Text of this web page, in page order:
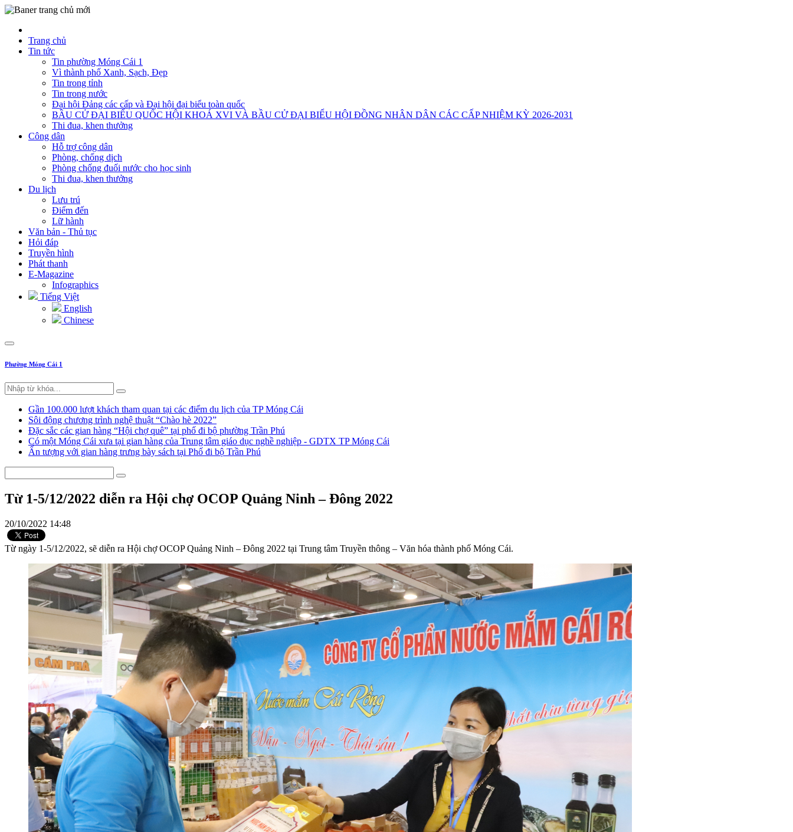
Trang chủ
Tin tức
Tin phường Móng Cái 1
Vì thành phố Xanh, Sạch, Đẹp
Tin trong tỉnh
Tin trong nước
Đại hội Đảng các cấp và Đại hội đại biểu toàn quốc
BẦU CỬ ĐẠI BIỂU QUỐC HỘI KHOÁ XVI VÀ BẦU CỬ ĐẠI BIỂU HỘI ĐỒNG NHÂN DÂN CÁC CẤP NHIỆM KỲ 2026-2031
Thi đua, khen thưởng
Công dân
Hỗ trợ công dân
Phòng, chống dịch
Phòng chống đuối nước cho học sinh
Thi đua, khen thưởng
Du lịch
Lưu trú
Điểm đến
Lữ hành
Văn bản - Thủ tục
Hỏi đáp
Truyền hình
Phát thanh
E-Magazine
Infographics
Tiếng Việt
English
Chinese
Phường Móng Cái 1
Gần 100.000 lượt khách tham quan tại các điểm du lịch của TP Móng Cái
Sôi động chương trình nghệ thuật “Chào hè 2022”
Đặc sắc các gian hàng “Hội chợ quê” tại phố đi bộ phường Trần Phú
Có một Móng Cái xưa tại gian hàng của Trung tâm giáo dục nghề nghiệp - GDTX TP Móng Cái
Ấn tượng với gian hàng trưng bày sách tại Phố đi bộ Trần Phú
Từ 1-5/12/2022 diễn ra Hội chợ OCOP Quảng Ninh – Đông 2022
20/10/2022 14:48
Từ ngày 1-5/12/2022, sẽ diễn ra Hội chợ OCOP Quảng Ninh – Đông 2022 tại Trung tâm Truyền thông – Văn hóa thành phố Móng Cái.